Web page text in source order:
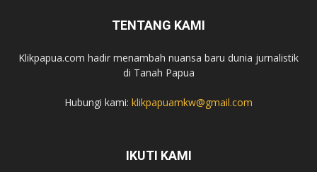
TENTANG KAMI
Klikpapua.com hadir menambah nuansa baru dunia jurnalistik
di Tanah Papua
Hubungi kami: klikpapuamkw@gmail.com
IKUTI KAMI